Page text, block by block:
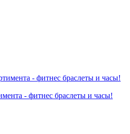
- фитнес браслеты и часы!